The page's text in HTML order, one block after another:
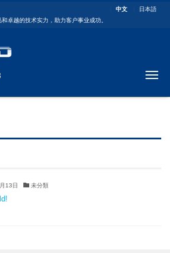
中文
日本語
卓越的技术实力，助力客户事业成功。
13日 未分類